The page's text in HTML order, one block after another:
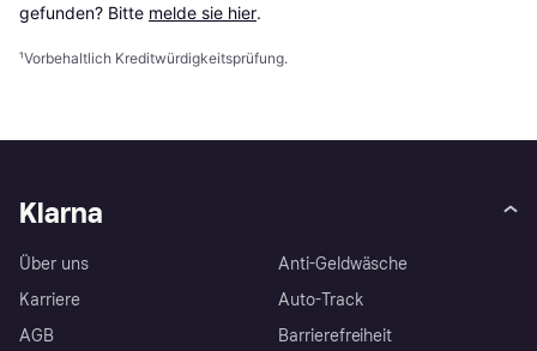
gefunden? Bitte melde sie hier.
¹Vorbehaltlich Kreditwürdigkeitsprüfung.
Klarna
Über uns
Karriere
AGB
Anti-Geldwäsche
Auto-Track
Barrierefreiheit